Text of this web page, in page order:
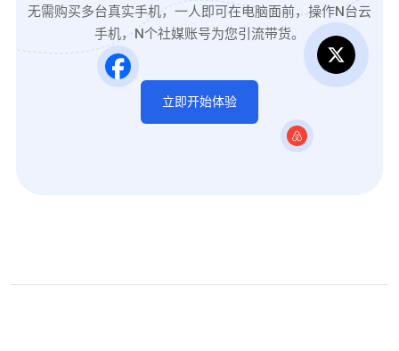
无需购买多台真实手机，一人即可在电脑面前，操作N台云
手机，N个社媒账号为您引流带货。
立即开始体验